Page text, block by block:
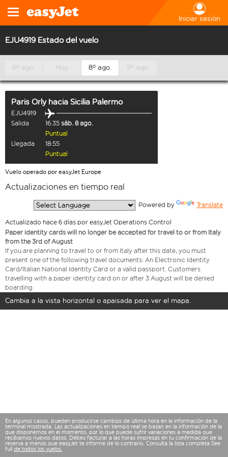
Iniciar sesión
EJU4919 Estado del vuelo
6º ago. Hoy 8º ago. 9º ago.
Paris Orly hacia Sicilia Palermo
EJU4919
Salida
16:35 sáb. 8 ago.
Puntual
Llegada
18:55
Puntual
Vuelo operado por easyJet Europe
Actualizaciones en tiempo real
Powered by Translate
Actualizado hace 6 días por easyJet Operations Control
Paper identity cards will no longer be accepted for travel to or from Italy
from the 3rd of August
If you are planning to travel to or from Italy after this date, you must
present one of the following travel documents: An Electronic Identity
Card/Italian National Identity Card or a valid passport. Customers
travelling with a paper identity card on or after 3 August will be denied
boarding.
Cambia a la vista horizontal o apaisada para ver el mapa.
En algunos casos, pueden producirse cambios de última hora en la información de la
terminal mostrada. Las actualizaciones en tiempo real se basan en la información de la
que disponemos en el momento, por lo que puede sufrir variaciones a medida que
recibamos nuevos datos. Debes facturar a las horas impresas en tu confirmación de la
reserva a menos que easyJet te informe de lo contrario. Consulta la lista completa See
full de todos los vuelos.